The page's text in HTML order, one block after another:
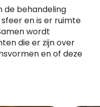
de behandeling
en is er ruimte
wordt
die er zijn over
en of deze